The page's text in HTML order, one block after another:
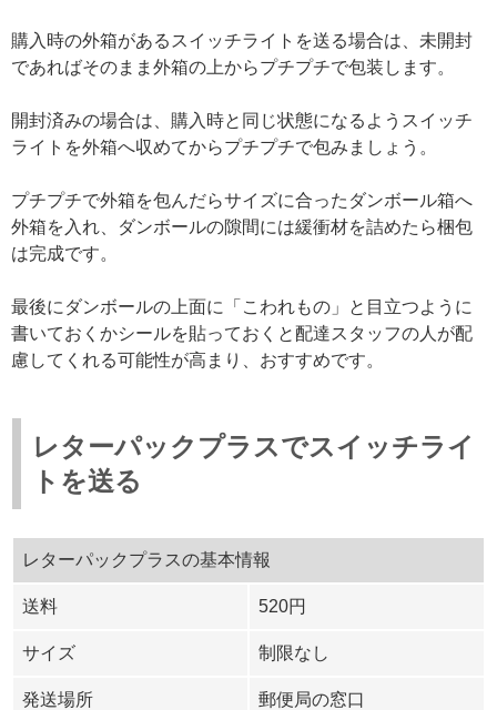
購入時の外箱があるスイッチライトを送る場合は、未開封
であればそのまま外箱の上からプチプチで包装します。
開封済みの場合は、購入時と同じ状態になるようスイッチ
ライトを外箱へ収めてからプチプチで包みましょう。
プチプチで外箱を包んだらサイズに合ったダンボール箱へ
外箱を入れ、ダンボールの隙間には緩衝材を詰めたら梱包
は完成です。
最後にダンボールの上面に「こわれもの」と目立つように
書いておくかシールを貼っておくと配達スタッフの人が配
慮してくれる可能性が高まり、おすすめです。
レターパックプラスでスイッチライ
トを送る
レターパックプラスの基本情報
送料 520円
サイズ 制限なし
発送場所 郵便局の窓口